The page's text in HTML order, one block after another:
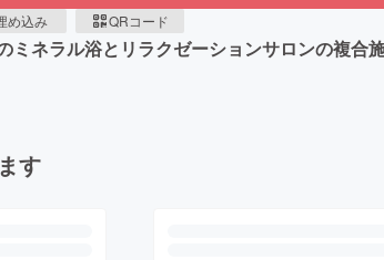
め込み QRコード
ネラル浴とリラクゼーションサロンの複合
す